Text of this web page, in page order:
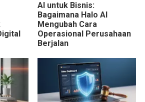
AI untuk Bisnis:
Bagaimana Halo AI
Mengubah Cara
Operasional Perusahaan
Berjalan